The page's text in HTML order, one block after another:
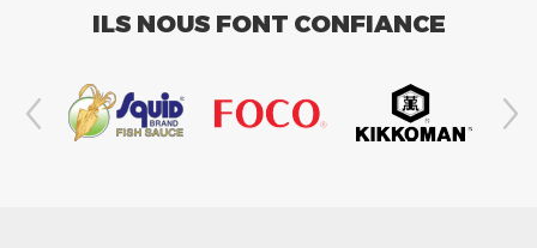
ILS NOUS FONT CONFIANCE